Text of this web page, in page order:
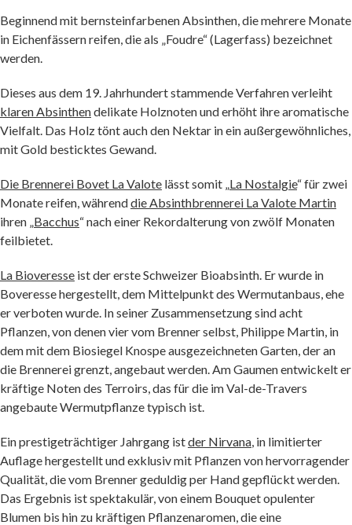
Beginnend mit bernsteinfarbenen Absinthen, die mehrere Monate
in Eichenfässern reifen, die als „Foudre“ (Lagerfass) bezeichnet
werden.
Dieses aus dem 19. Jahrhundert stammende Verfahren verleiht
klaren Absinthendelikate Holznoten und erhöht ihre aromatische
Vielfalt. Das Holz tönt auch den Nektar in ein außergewöhnliches,
mit Gold besticktes Gewand.
Die Brennerei Bovet La Valote lässt somit „La Nostalgie“ für zwei
Monate reifen, währenddie Absinthbrennerei La Valote Martin
ihren „Bacchus“ nach einer Rekordalterung von zwölf Monaten
feilbietet.
La Bioveresse ist der erste Schweizer Bioabsinth. Er wurde in
Boveresse hergestellt, dem Mittelpunkt des Wermutanbaus, ehe
er verboten wurde. In seiner Zusammensetzung sind acht
Pflanzen, von denen vier vom Brenner selbst, Philippe Martin, in
dem mit dem Biosiegel Knospe ausgezeichneten Garten, der an
die Brennerei grenzt, angebaut werden. Am Gaumen entwickelt er
kräftige Noten des Terroirs, das für die im Val-de-Travers
angebaute Wermutpflanze typisch ist.
Ein prestigeträchtiger Jahrgang istder Nirvana, in limitierter
Auflage hergestellt und exklusiv mit Pflanzen von hervorragender
Qualität, die vom Brenner geduldig per Hand gepflückt werden.
Das Ergebnis ist spektakulär, von einem Bouquet opulenter
Blumen bis hin zu kräftigen Pflanzenaromen, die eine